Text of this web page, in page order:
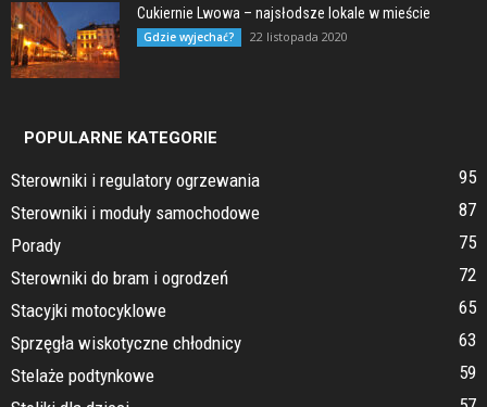
Cukiernie Lwowa – najsłodsze lokale w mieście
Gdzie wyjechać? 22 listopada 2020
POPULARNE KATEGORIE
Sterowniki i regulatory ogrzewania
95
Sterowniki i moduły samochodowe
87
Porady
75
Sterowniki do bram i ogrodzeń
72
Stacyjki motocyklowe
65
Sprzęgła wiskotyczne chłodnicy
63
Stelaże podtynkowe
59